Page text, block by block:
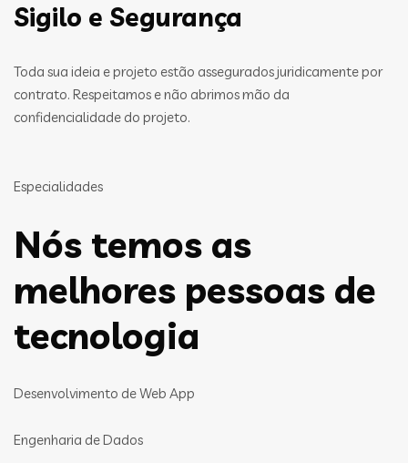
Sigilo e Segurança
Toda sua ideia e projeto estão assegurados juridicamente por
contrato. Respeitamos e não abrimos mão da
confidencialidade do projeto.
Especialidades
Nós temos as
melhores pessoas de
tecnologia
Desenvolvimento de Web App
Engenharia de Dados